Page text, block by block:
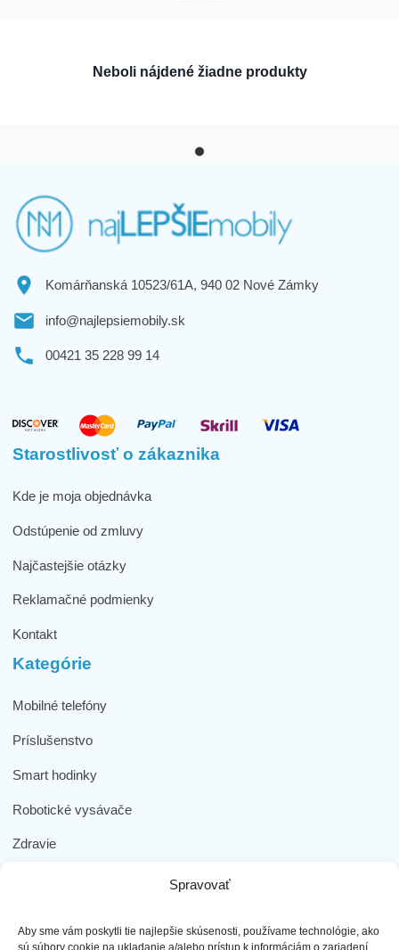
Spravovať
Aby sme vám poskytli tie najlepšie skúsenosti, používame technológie, ako
sú súbory cookie na ukladanie a/alebo prístup k informáciám o zariadení.
Neboli nájdené žiadne produkty
Komárňanská 10523/61A, 940 02 Nové Zámky
info@najlepsiemobily.sk
00421 35 228 99 14
Starostlivosť o zákaznika
Kde je moja objednávka
Odstúpenie od zmluvy
Najčastejšie otázky
Reklamačné podmienky
Kontakt
Kategórie
Mobilné telefóny
Príslušenstvo
Smart hodinky
Robotické vysávače
Zdravie
Dôležité odkazy